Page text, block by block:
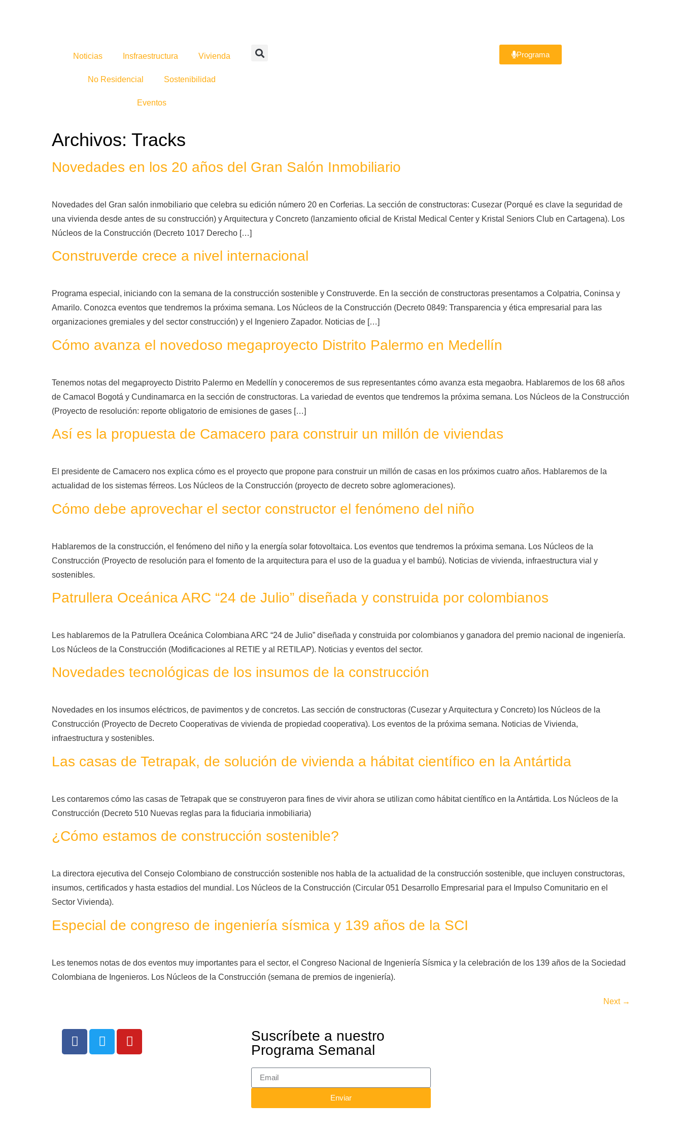
Noticias Insfraestructura Vivienda
No Residencial Sostenibilidad
Eventos
Programa
Archivos: Tracks
Novedades en los 20 años del Gran Salón Inmobiliario
Novedades del Gran salón inmobiliario que celebra su edición número 20 en Corferias. La sección de constructoras: Cusezar (Porqué es clave la seguridad de
una vivienda desde antes de su construcción) y Arquitectura y Concreto (lanzamiento oficial de Kristal Medical Center y Kristal Seniors Club en Cartagena). Los
Núcleos de la Construcción (Decreto 1017 Derecho […]
Construverde crece a nivel internacional
Programa especial, iniciando con la semana de la construcción sostenible y Construverde. En la sección de constructoras presentamos a Colpatria, Coninsa y
Amarilo. Conozca eventos que tendremos la próxima semana. Los Núcleos de la Construcción (Decreto 0849: Transparencia y ética empresarial para las
organizaciones gremiales y del sector construcción) y el Ingeniero Zapador. Noticias de […]
Cómo avanza el novedoso megaproyecto Distrito Palermo en Medellín
Tenemos notas del megaproyecto Distrito Palermo en Medellín y conoceremos de sus representantes cómo avanza esta megaobra. Hablaremos de los 68 años
de Camacol Bogotá y Cundinamarca en la sección de constructoras. La variedad de eventos que tendremos la próxima semana. Los Núcleos de la Construcción
(Proyecto de resolución: reporte obligatorio de emisiones de gases […]
Así es la propuesta de Camacero para construir un millón de viviendas
El presidente de Camacero nos explica cómo es el proyecto que propone para construir un millón de casas en los próximos cuatro años. Hablaremos de la
actualidad de los sistemas férreos. Los Núcleos de la Construcción (proyecto de decreto sobre aglomeraciones).
Cómo debe aprovechar el sector constructor el fenómeno del niño
Hablaremos de la construcción, el fenómeno del niño y la energía solar fotovoltaica. Los eventos que tendremos la próxima semana. Los Núcleos de la
Construcción (Proyecto de resolución para el fomento de la arquitectura para el uso de la guadua y el bambú). Noticias de vivienda, infraestructura vial y
sostenibles.
Patrullera Oceánica ARC “24 de Julio” diseñada y construida por colombianos
Les hablaremos de la Patrullera Oceánica Colombiana ARC “24 de Julio” diseñada y construida por colombianos y ganadora del premio nacional de ingeniería.
Los Núcleos de la Construcción (Modificaciones al RETIE y al RETILAP). Noticias y eventos del sector.
Novedades tecnológicas de los insumos de la construcción
Novedades en los insumos eléctricos, de pavimentos y de concretos. Las sección de constructoras (Cusezar y Arquitectura y Concreto) los Núcleos de la
Construcción (Proyecto de Decreto Cooperativas de vivienda de propiedad cooperativa). Los eventos de la próxima semana. Noticias de Vivienda,
infraestructura y sostenibles.
Las casas de Tetrapak, de solución de vivienda a hábitat científico en la Antártida
Les contaremos cómo las casas de Tetrapak que se construyeron para fines de vivir ahora se utilizan como hábitat científico en la Antártida. Los Núcleos de la
Construcción (Decreto 510 Nuevas reglas para la fiduciaria inmobiliaria)
¿Cómo estamos de construcción sostenible?
La directora ejecutiva del Consejo Colombiano de construcción sostenible nos habla de la actualidad de la construcción sostenible, que incluyen constructoras,
insumos, certificados y hasta estadios del mundial. Los Núcleos de la Construcción (Circular 051 Desarrollo Empresarial para el Impulso Comunitario en el
Sector Vivienda).
Especial de congreso de ingeniería sísmica y 139 años de la SCI
Les tenemos notas de dos eventos muy importantes para el sector, el Congreso Nacional de Ingeniería Sísmica y la celebración de los 139 años de la Sociedad
Colombiana de Ingenieros. Los Núcleos de la Construcción (semana de premios de ingeniería).
Next →
Suscríbete a nuestro
Programa Semanal
Enviar